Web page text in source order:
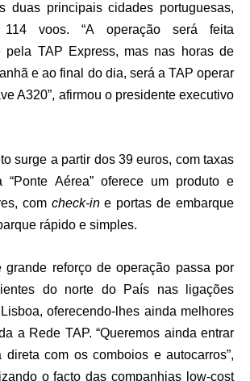
duas principais cidades portuguesas,
voos. “A operação será feita
pela TAP Express, mas nas horas de
e ao final do dia, será a TAP operar
A320”, afirmou o presidente executivo
surge a partir dos 39 euros, com taxas
“Ponte Aérea” oferece um produto e
com check-ine portas de embarque
rápido e simples.
grande reforço de operação passa por
do norte do País nas ligações
oferecendo-lhes ainda melhores
a Rede TAP. “Queremos ainda entrar
direta com os comboios e autocarros”,
o facto das companhias low-cost